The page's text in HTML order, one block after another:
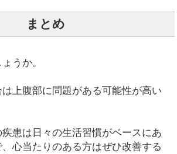
まとめ
うか。
上腹部に問題がある可能性が高い
患は日々の生活習慣がベースにあ
心当たりのある方はぜひ改善する